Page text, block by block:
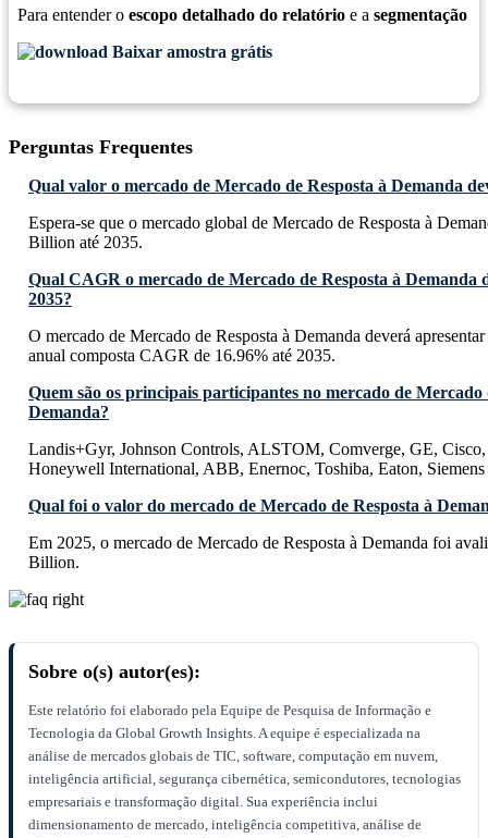
Para entender o escopo detalhado do relatório e a segmentação
Baixar amostra grátis
Perguntas Frequentes
Qual valor o mercado de Mercado de Resposta à Demanda
Espera-se que o mercado global de Mercado de Resposta à
Billion até 2035.
Qual CAGR o mercado de Mercado de Resposta à Demanda
2035?
O mercado de Mercado de Resposta à Demanda deverá
anual composta CAGR de 16.96% até 2035.
Quem são os principais participantes no mercado de Mercado
Demanda?
Landis+Gyr, Johnson Controls, ALSTOM, Comverge, GE,
Honeywell International, ABB, Enernoc, Toshiba, Eaton,
Qual foi o valor do mercado de Mercado de Resposta à
Em 2025, o mercado de Mercado de Resposta à Demanda foi
Billion.
Sobre o(s) autor(es):
Este relatório foi elaborado pela Equipe de Pesquisa de Informação e
Tecnologia da Global Growth Insights. A equipe é especializada na
análise de mercados globais de TIC, software, computação em nuvem,
inteligência artificial, segurança cibernética, semicondutores, tecnologias
empresariais e transformação digital. Sua experiência inclui
dimensionamento de mercado, inteligência competitiva, análise de